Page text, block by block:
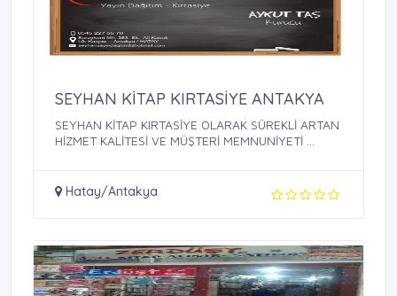
SEYHAN KİTAP KIRTASİYE ANTAKYA
SEYHAN KİTAP KIRTASİYE OLARAK SÜREKLİ ARTAN
HİZMET KALİTESİ VE MÜŞTERİ MEMNUNİYETİ ...
Hatay/Antakya